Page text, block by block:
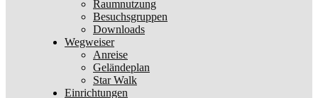
Raumnutzung
Besuchsgruppen
Downloads
Wegweiser
Anreise
Geländeplan
Star Walk
Einrichtungen